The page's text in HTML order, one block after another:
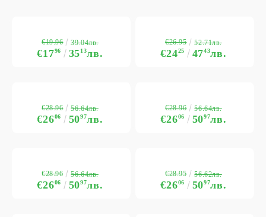
€1796 3513лв.
€19.96 39.04лв.
€2425 4743лв.
€26.95 52.71лв.
€2606 5097лв.
€28.96 56.64лв.
€2606 5097лв.
€28.96 56.64лв.
€2606 5097лв.
€28.96 56.64лв.
€2606 5097лв.
€28.95 56.62лв.